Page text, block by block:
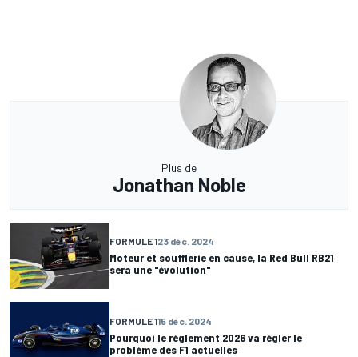
Plus de
Jonathan Noble
FORMULE 123 déc. 2024
Moteur et soufflerie en cause, la Red Bull RB21
sera une "évolution"
FORMULE 115 déc. 2024
Pourquoi le règlement 2026 va régler le
problème des F1 actuelles